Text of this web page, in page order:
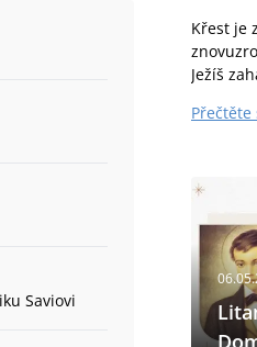
Saviovi
Křest je
Ježíš